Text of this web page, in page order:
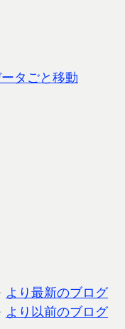
タごと移動
より最新のブログ
より以前のブログ